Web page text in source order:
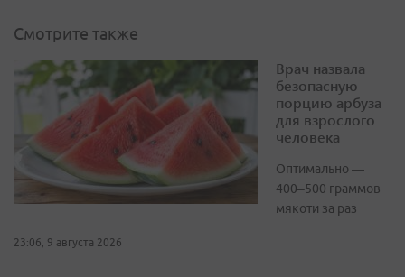
Смотрите также
Врач назвала
безопасную
порцию арбуза
для взрослого
человека
Оптимально —
400–500 граммов
мякоти за раз
23:06, 9 августа 2026